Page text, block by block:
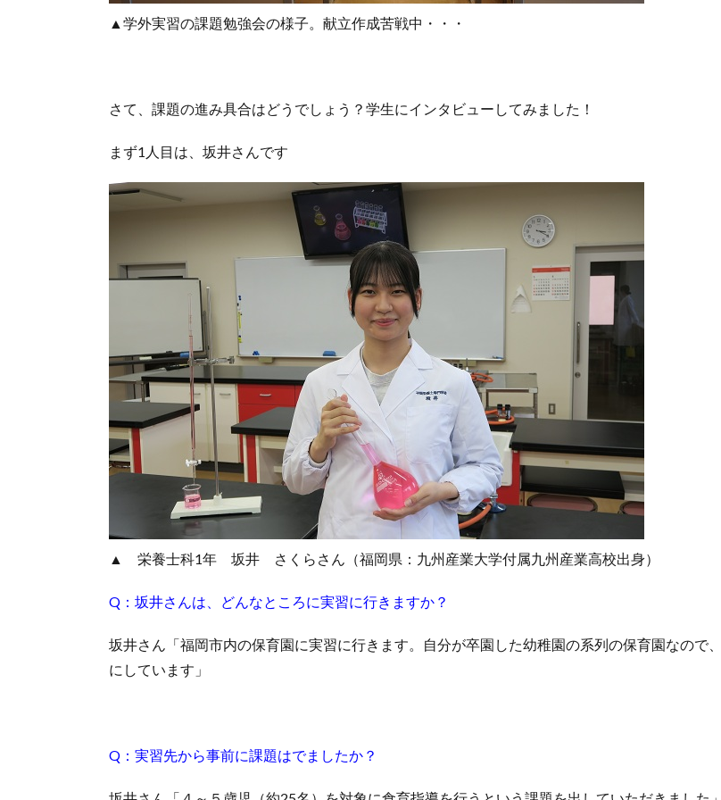
▲学外実習の課題勉強会の様子。献立作成苦戦中・・・
さて、課題の進み具合はどうでしょう？学生にインタビューしてみました！
まず1人目は、坂井さんです
▲ 栄養士科1年 坂井 さくらさん（福岡県：九州産業大学付属九州産業高校出身）
Q：坂井さんは、どんなところに実習に行きますか？
坂井さん「福岡市内の保育園に実習に行きます。自分が卒園した幼稚園の系列の保育園なので
にしています」
Q：実習先から事前に課題はでましたか？